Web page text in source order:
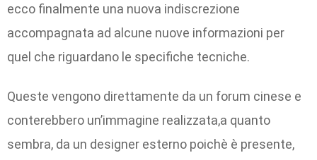
ecco finalmente una nuova indiscrezione
accompagnata ad alcune nuove informazioni per
quel che riguardano le specifiche tecniche.
Queste vengono direttamente da un forum cinese e
conterebbero un’immagine realizzata,a quanto
sembra, da un designer esterno poichè è presente,